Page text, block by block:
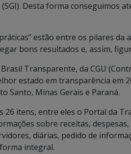
Desta forma conseguimos
estão entre os pilares da
bons resultados e, assim,
Transparente, da CGU
estado em transparência em
Santo, Minas Gerais e Paraná.
26 itens, entre eles o Portal da
sobre receitas,
diárias, pedido de
integral.